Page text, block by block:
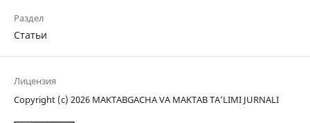
Раздел
Статьи
Лицензия
Copyright (c) 2026 MAKTABGACHA VA MAKTAB TA’LIMI JURNALI